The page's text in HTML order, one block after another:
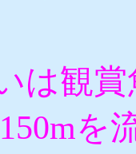
は観
を